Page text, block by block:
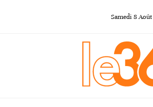
Samedi 8Août